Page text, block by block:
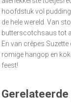
hoofdstuk vol
de hele wereld. Van
butterscotchsaus tot
En van crêpes
romige hangop en
feest!